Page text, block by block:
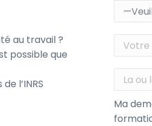
Ma
au travail ?
possible que
l’INRS